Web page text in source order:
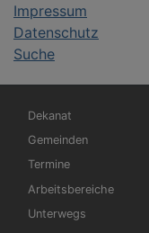
Impressum
Datenschutz
Suche
Hauptnavigation
Dekanat
Gemeinden
Termine
Arbeitsbereiche
Unterwegs